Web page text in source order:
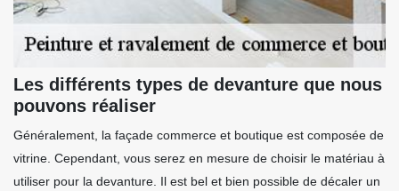
Les différents types de devanture que nous
pouvons réaliser
Généralement, la façade commerce et boutique est composée de
vitrine. Cependant, vous serez en mesure de choisir le matériau à
utiliser pour la devanture. Il est bel et bien possible de décaler un